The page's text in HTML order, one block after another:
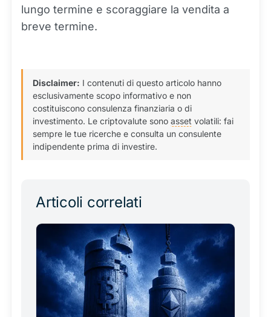
lungo termine e scoraggiare la vendita a
breve termine.
Disclaimer: I contenuti di questo articolo hanno
esclusivamente scopo informativo e non
costituiscono consulenza finanziaria o di
investimento. Le criptovalute sono asset volatili: fai
sempre le tue ricerche e consulta un consulente
indipendente prima di investire.
Articoli correlati